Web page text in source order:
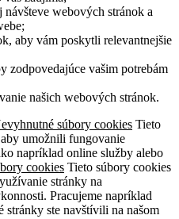
webových stránok a
aby vám poskytli relevantnejšie
zodpovedajúce vašim potrebám
našich webových stránok.
súbory cookies Tieto
umožnili fungovanie
napríklad online služby alebo
cookies Tieto súbory cookies
stránky na
Pracujeme napríklad
stránky ste navštívili na našom